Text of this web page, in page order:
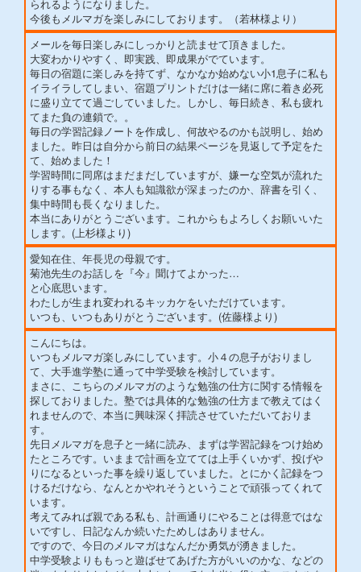
られるようになりました。
今後もメルマガを楽しみにしております。（若林様より）
メールを毎日楽しみにしっかりと読ませて頂きました。
大変わかりやすく、即実践、即成果がでています。
毎日の宿題に楽しみを持てず、なかなか始めない小1息子に私も
イライラしてしまい、宿題プリントだけは一緒に席に着き必死
に盛り立てて過ごしていました。しかし、毎日続き、私も疲れ
てまた負の連鎖で。。
毎日の学習記録ノートを作成し、何故やるのかも説明し、始め
ました。昨日は自分から前日の結果ページを見返して予定をた
て、始めました！
学習時間に同席はまだまだしていますが、嫌ーな空気が流れた
りする事もなく、本人も知識欲が深まったのか、辞書を引く、
集中時間も長くなりました。
本当にありがとうございます。これからもよろしくお願いいた
します。(上杉様より)
愛知在住、年長児の母親です。
菊池先生のお話しを『今』聞けてよかった…
と心底思います。
わたしが生まれ変われるキッカケをいただけています。
いつも、いつもありがとうございます。(佐藤様より)
こんにちは。
いつもメルマガ楽しみにしています。小４の息子がおりまし
て、大手進学塾に通って中学受験を検討しています。
まさに、こちらのメルマガのような勉強の仕方に関する情報を
探しておりました。塾では具体的な勉強の仕方まで教えてはく
れませんので、本当に興味深く拝読させていただいておりま
す。
先日メルマガを息子と一緒に読み、まずは学習記録をつけ始め
たところです。いままで計画を立てては上手くいかず、投げや
りになるといった事を繰り返していました。とにかく記録をつ
けるだけなら、なんとかやれそうということで頑張ってくれて
います。
考えてみれば親である私も、計画通りにやることは得意ではな
いですし、日記なんか続いたためしはありません。
ですので、今日のメルマガはなんだか勇気が湧きました。
中学受験よりももっと遊ばせてあげた方がいいのかな、などの